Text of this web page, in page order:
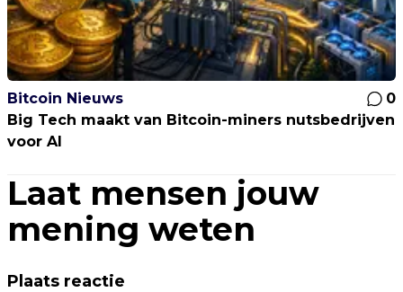
Bitcoin Nieuws
0
Big Tech maakt van Bitcoin-miners nutsbedrijven
voor AI
Laat mensen jouw
mening weten
Plaats reactie